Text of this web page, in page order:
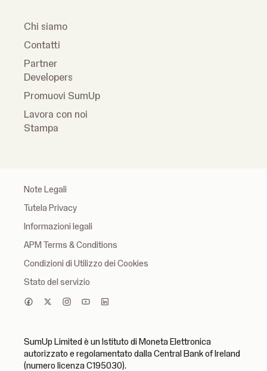
Chi siamo
Contatti
Partner
Developers
Promuovi SumUp
Lavora con noi
Stampa
Note Legali
Tutela Privacy
Informazioni legali
APM Terms & Conditions
Condizioni di Utilizzo dei Cookies
Stato del servizio
SumUp Limited è un Istituto di Moneta Elettronica
autorizzato e regolamentato dalla Central Bank of Ireland
(numero licenza C195030).